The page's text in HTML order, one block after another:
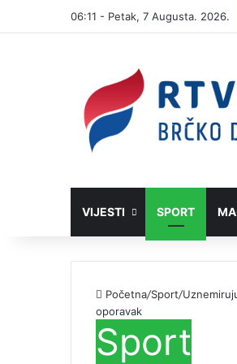
06:11 - Petak, 7 Augusta. 2026.
VIJESTI SPORT
Početna/Sport/
oporavak
Sport